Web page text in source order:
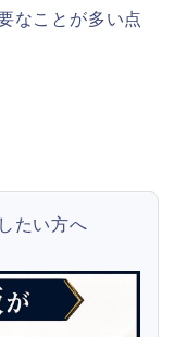
なことが多い点
たい方へ